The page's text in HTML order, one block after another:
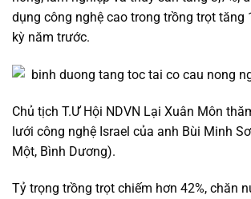
dụng công nghệ cao trong trồng trọt tăng
kỳ năm trước.
Chủ tịch T.Ư Hội NDVN Lại Xuân Môn
lưới công nghệ Israel của anh Bùi Minh
Một, Bình Dương).
Tỷ trọng trồng trọt chiếm hơn 42%, chăn